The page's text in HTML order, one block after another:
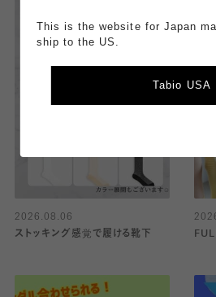
2026.08.06
ストッキング感覚で履ける靴下
This is the website for Japan
ship to the US.
Tabio USA